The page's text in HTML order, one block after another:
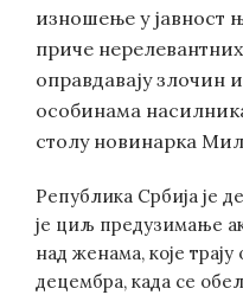
изношење у јавност
приче
оправдавају злочин
особинама
столу новинарка
Република Србија је
је циљ предузимање
над женама, које
децембра, када се